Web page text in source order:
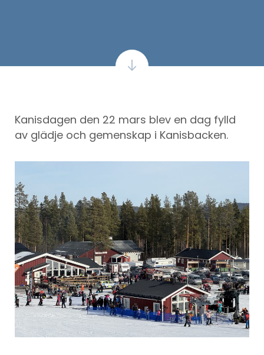
Kanisdagen den 22 mars blev en dag fylld
av glädje och gemenskap i Kanisbacken.